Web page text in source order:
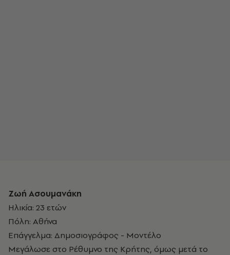
Ζωή Ασουμανάκη
Ηλικία: 23 ετών
Πόλη: Αθήνα
Επάγγελμα: Δημοσιογράφος - Μοντέλο
Μεγάλωσε στο Ρέθυμνο της Κρήτης, όμως μετά το